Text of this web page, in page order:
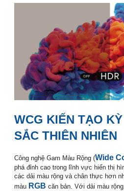
WCG KIẾN TẠO
SẮC THIÊN NHIÊN
Công nghệ Gam Màu Rộng (Wide
phá đỉnh cao trong lĩnh vực hiển thị
các dải màu rộng và chân thực hơn
màu RGB căn bản. Với dải màu